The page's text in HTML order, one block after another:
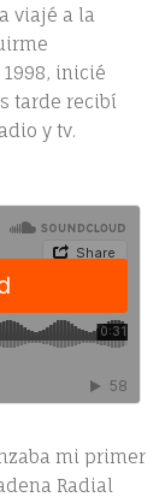
viajé a la
inicié
tarde recibí
y tv.
mi primer
Radial